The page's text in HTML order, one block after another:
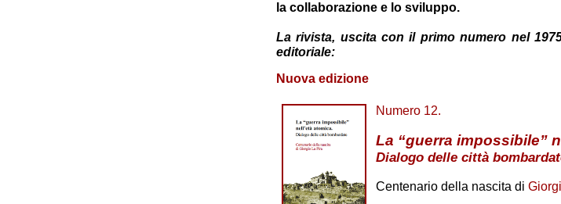
la collaborazione e lo sviluppo.
La rivista, uscita con il primo numero nel
editoriale:
Nuova edizione
Numero 12.
La “guerra impossibile”
Dialogo delle città
Centenario della nascita di